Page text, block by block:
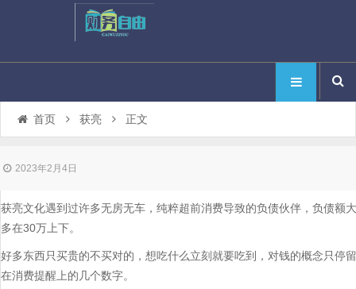
首页 获亮 正文
2023年2月4日
获亮文化遇到过许多无房无车，纯粹超前消费导致的负债伙伴，负债额大
多在30万上下。
好多东西只买贵的不买对的，想吃什么立刻就要吃到，对钱的概念只停留
在消费提醒上的几个数字。